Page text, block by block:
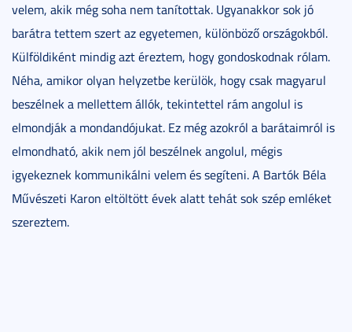
velem, akik még soha nem tanítottak. Ugyanakkor sok jó
barátra tettem szert az egyetemen, különböző országokból.
Külföldiként mindig azt éreztem, hogy gondoskodnak rólam.
Néha, amikor olyan helyzetbe kerülök, hogy csak magyarul
beszélnek a mellettem állók, tekintettel rám angolul is
elmondják a mondandójukat. Ez még azokról a barátaimról is
elmondható, akik nem jól beszélnek angolul, mégis
igyekeznek kommunikálni velem és segíteni. A Bartók Béla
Művészeti Karon eltöltött évek alatt tehát sok szép emléket
szereztem.